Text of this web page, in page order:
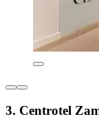
3. Centrotel